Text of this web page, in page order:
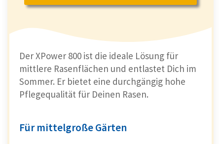
Der XPower 800 ist die ideale Lösung für
mittlere Rasenflächen und entlastet Dich im
Sommer. Er bietet eine durchgängig hohe
Pflegequalität für Deinen Rasen.
Für mittelgroße Gärten